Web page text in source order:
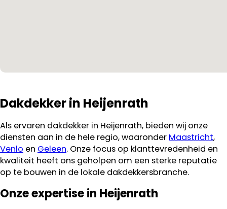
Dakdekker in Heijenrath
Als ervaren dakdekker in Heijenrath, bieden wij onze
diensten aan in de hele regio, waaronder Maastricht,
Venlo en Geleen. Onze focus op klanttevredenheid en
kwaliteit heeft ons geholpen om een sterke reputatie
op te bouwen in de lokale dakdekkersbranche.
Onze expertise in Heijenrath